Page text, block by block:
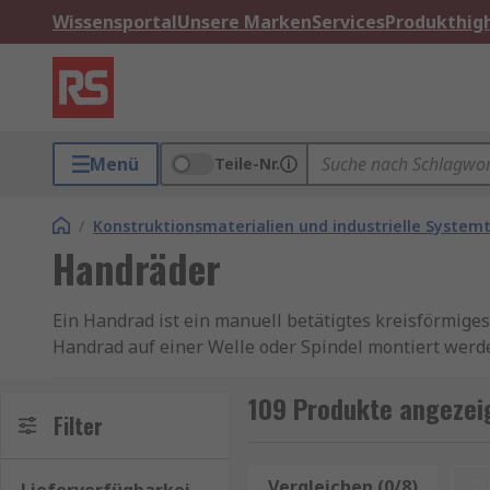
WissensportalUnsere MarkenServices
Menü Teile-Nr.
/ Konstruktionsmaterialien und industrielle
Handräder
Ein Handrad ist ein manuell betätigtes
Handrad auf einer Welle oder Spindel montiert
Handräder werden in der Regel zum Positionieren
Filter 109 Produkte